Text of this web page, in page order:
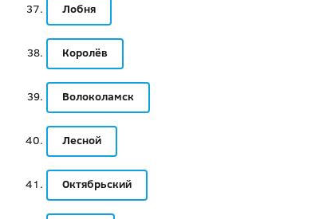
Лобня
Королёв
Волоколамск
Лесной
Октябрьский